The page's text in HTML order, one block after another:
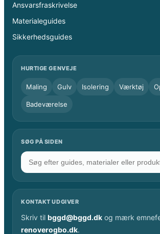
Ansvarsfraskrivelse
Materialeguides
Sikkerhedsguides
HURTIGE GENVEJE
Maling Gulv Isolering Værktøj
Badeværelse
SØG PÅ SIDEN
KONTAKT UDGIVER
Skriv til bggd@bggd.dk og mærk
renoverogbo.dk.